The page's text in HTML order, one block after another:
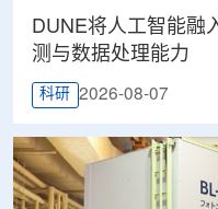
DUNE将人工智能融
测与数据处理能力
科研 2026-08-07